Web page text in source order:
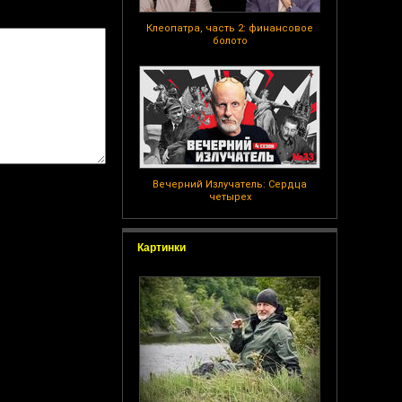
Клеопатра, часть 2: финансовое
болото
Вечерний Излучатель: Сердца
четырех
Картинки